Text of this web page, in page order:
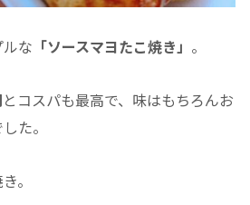
な 「ソースマヨたこ焼き」 。
とコスパも最高で、味はもちろんお
た。
。